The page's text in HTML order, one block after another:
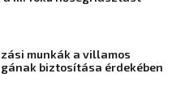
munkák a villamos
biztosítása érdekében